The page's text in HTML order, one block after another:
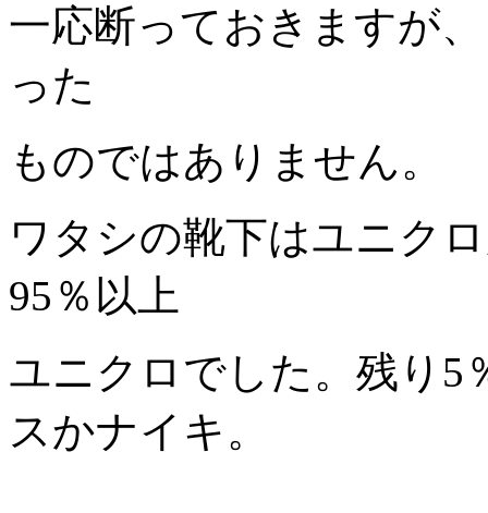
一応断っておきますが
った
ものではありません。
ワタシの靴下はユニク
95％以上
ユニクロでした。残り5
スかナイキ。